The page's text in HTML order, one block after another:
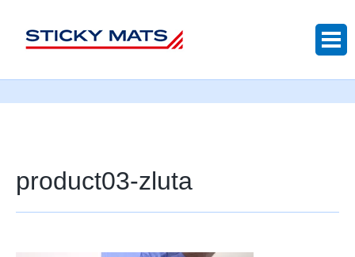
product03-zluta